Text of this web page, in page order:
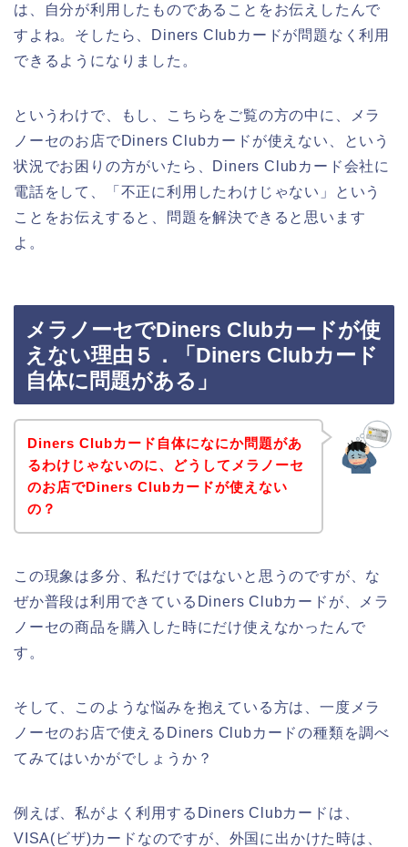
は、自分が利用したものであることをお伝えしたんで
すよね。そしたら、Diners Clubカードが問題なく利用
できるようになりました。
というわけで、もし、こちらをご覧の方の中に、メラ
ノーセのお店でDiners Clubカードが使えない、という
状況でお困りの方がいたら、Diners Clubカード会社に
電話をして、「不正に利用したわけじゃない」という
ことをお伝えすると、問題を解決できると思います
よ。
メラノーセでDiners Clubカードが使
えない理由５．「Diners Clubカード
自体に問題がある」
Diners Clubカード自体になにか問題があ
るわけじゃないのに、どうしてメラノーセ
のお店でDiners Clubカードが使えない
の？
この現象は多分、私だけではないと思うのですが、な
ぜか普段は利用できているDiners Clubカードが、メラ
ノーセの商品を購入した時にだけ使えなかったんで
す。
そして、このような悩みを抱えている方は、一度メラ
ノーセのお店で使えるDiners Clubカードの種類を調べ
てみてはいかがでしょうか？
例えば、私がよく利用するDiners Clubカードは、
VISA(ビザ)カードなのですが、外国に出かけた時は、